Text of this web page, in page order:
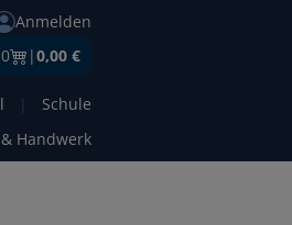
Anmelden
0 |0,00 €
|
Schule
Handwerk